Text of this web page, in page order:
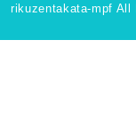
rikuzentakata-mpf All